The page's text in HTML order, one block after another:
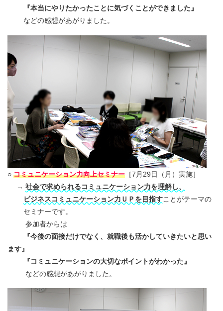
『本当にやりたかったことに気づくことができました』
などの感想があがりました。
○ コミュニケーション力向上セミナー ［7月29日（月）実施］
→ 社会で求められるコミュニケーション力を理解し、
ビジネスコミュニケーション力ＵＰを目指すことがテーマの
セミナーです。
参加者からは
『今後の面接だけでなく、就職後も活かしていきたいと思い
ます』
『コミュニケーションの大切なポイントがわかった』
などの感想があがりました。